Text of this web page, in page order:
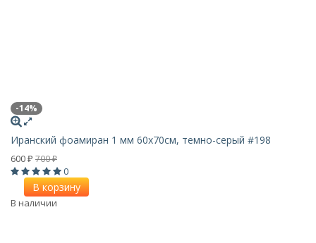
-14%
Иранский фоамиран 1 мм 60х70см, темно-серый #198
600 ₽ 700₽
0
В корзину
В наличии